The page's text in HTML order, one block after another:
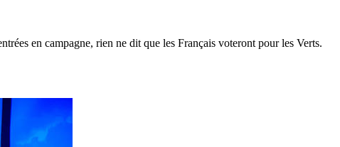
en campagne, rien ne dit que les Français voteront pour les Verts.